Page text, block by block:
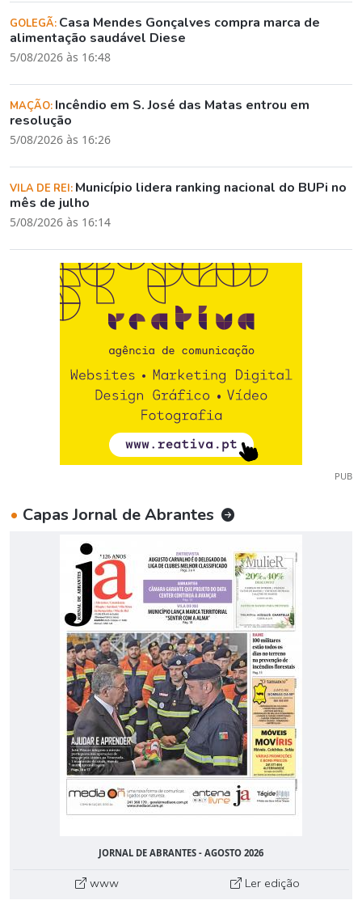
GOLEGÃ: Casa Mendes Gonçalves compra marca de
alimentação saudável Diese
5/08/2026 às 16:48
MAÇÃO: Incêndio em S. José das Matas entrou em
resolução
5/08/2026 às 16:26
VILA DE REI: Município lidera ranking nacional do BUPi no
mês de julho
5/08/2026 às 16:14
PUB
• Capas Jornal de Abrantes
JORNAL DE ABRANTES - AGOSTO 2026
www Ler edição